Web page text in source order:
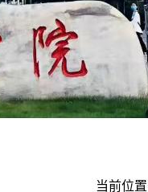
当前位置